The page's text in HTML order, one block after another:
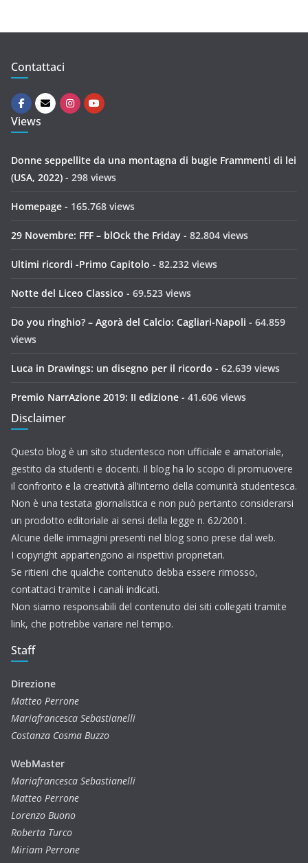
Contattaci
Views
Donne seppellite da una montagna di bugie Frammenti di lei
(USA, 2022) - 298 views
Homepage - 165.768 views
29 Novembre: FFF – blOck the Friday - 82.804 views
Ultimi ricordi -Primo Capitolo - 82.232 views
Notte del Liceo Classico - 69.523 views
Do you ringhio? – Agorà del Calcio: Cagliari-Napoli - 64.859
views
Luca in Drawings: un disegno per il ricordo - 62.639 views
Premio NarrAzione 2019: II edizione - 41.606 views
Disclaimer
Questo blog è un sito studentesco non ufficiale e amatoriale,
gestito da studenti e docenti. Il blog ha lo scopo di promuovere
il confronto e la creatività all’interno della comunità studentesca.
Non è una testata giornalistica e non può pertanto considerarsi
un prodotto editoriale ai sensi della legge n. 62/2001.
Alcune delle immagini presenti nel blog sono prese dal web.
I copyright appartengono ai rispettivi proprietari.
Se ritieni che qualche contenuto debba essere rimosso,
contattaci tramite i canali indicati.
Non siamo responsabili del contenuto dei siti collegati tramite
link, che potrebbe variare nel tempo.
Staff
Direzione
Matteo Perrone
Mariafrancesca Sebastianelli
Costanza Cosma Buzzo
WebMaster
Mariafrancesca Sebastianelli
Matteo Perrone
Lorenzo Buono
Roberta Turco
Miriam Perrone